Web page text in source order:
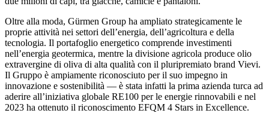
Oltre alla moda, Gürmen Group ha ampliato strategicamente le
proprie attività nei settori dell’energia, dell’agricoltura e della
tecnologia. Il portafoglio energetico comprende investimenti
nell’energia geotermica, mentre la divisione agricola produce olio
extravergine di oliva di alta qualità con il pluripremiato brand Vievi.
Il Gruppo è ampiamente riconosciuto per il suo impegno in
innovazione e sostenibilità — è stata infatti la prima azienda turca ad
aderire all’iniziativa globale RE100 per le energie rinnovabili e nel
2023 ha ottenuto il riconoscimento EFQM 4 Stars in Excellence.